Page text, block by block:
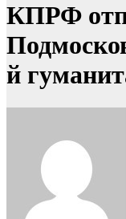
КПРФ
й